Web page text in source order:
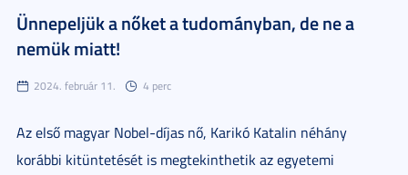
Ünnepeljük a nőket a tudományban, de ne a
nemük miatt!
2024. február 11. 4 perc
Az első magyar Nobel-díjas nő, Karikó Katalin néhány
korábbi kitüntetését is megtekinthetik az egyetemi